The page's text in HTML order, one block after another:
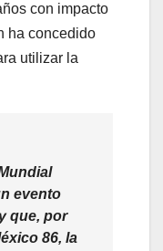
con impacto
ha concedido
utilizar la
evento
que, por
86, la